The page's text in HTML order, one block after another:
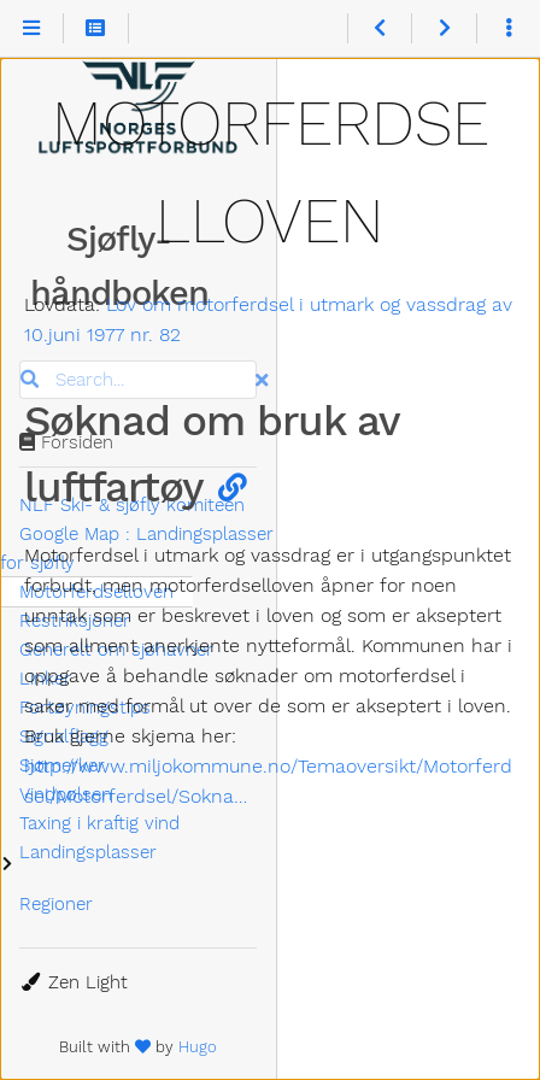
Søknad om bruk av luftfartøy
MOTORFERDSE
L­LOVEN
Lovdata:Lov om motorferdsel i utmark og vassdrag av
10.juni 1977 nr. 82
Søknad om bruk av
luftfartøy
Motorferdsel i utmark og vassdrag er i utgangspunktet
forbudt, men motorferdselloven åpner for noen
unntak som er beskrevet i loven og som er akseptert
som allment anerkjente nytteformål. Kommunen har i
oppgave å behandle søknader om motorferdsel i
saker med formål ut over de som er akseptert i loven.
Bruk gjerne skjema her:
http://www.miljokommune.no/Temaoversikt/Motorferd
sel/Motorferdsel/Sokna…
Sjøfly­
håndboken
Search
Forsiden
NLF Ski- & sjøfly komiteen
Google Map : Landingsplasser
for sjøfly
Motorferdsel­loven
Restriksjoner
Generelt om sjøhavner
Linker
Fortøyningstips
Signalflagg
Sjømerker
Vindpølsen
Taxing i kraftig vind
Submenu Landingsplasser
Landingsplasser
Regioner
Theme
Built with by Hugo